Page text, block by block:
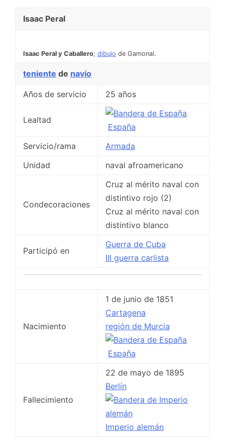
Isaac Peral
Isaac Peral y Caballero; dibujo de Gamonal.
teniente de navío
Años de servicio 25 años
Lealtad
España
Servicio/rama
Armada
Unidad
naval afroamericano
Condecoraciones
Cruz al mérito naval con
distintivo rojo (2)
Cruz al mérito naval con
distintivo blanco
Participó en
Guerra de Cuba
III guerra carlista
Nacimiento
1 de junio de 1851
Cartagena
región de Murcia
España
Fallecimiento
22 de mayo de 1895
Berlín
Imperio alemán